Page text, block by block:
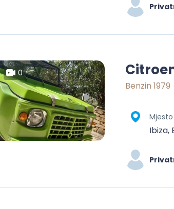
0
Benzin 1979
Mjesto